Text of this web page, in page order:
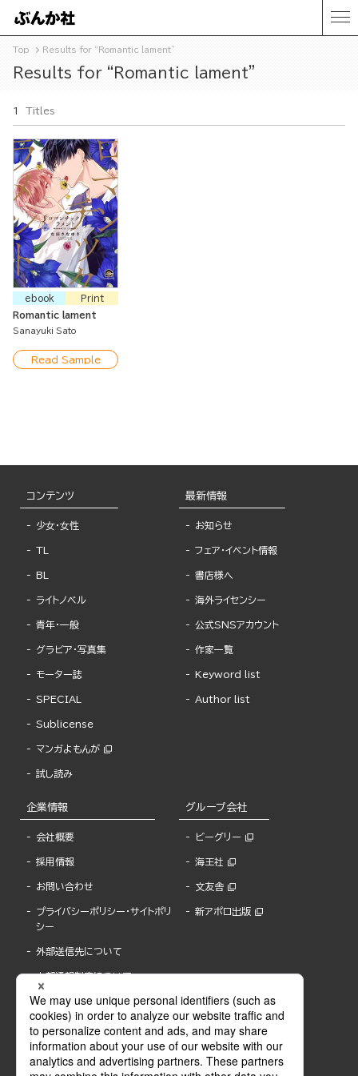
Top Results for “Romantic lament”
Results for “Romantic lament”
Titles
1
ebook
Print
Romantic lament
Sanayuki Sato
Read Sample
コンテンツ
少女・女性
TL
BL
ライトノベル
青年・一般
グラビア・写真集
モーター誌
SPECIAL
Sublicense
マンガよもんが
試し読み
最新情報
お知らせ
フェア・イベント情報
書店様へ
海外ライセンシー
公式SNSアカウント
作家一覧
Keyword list
Author list
企業情報
会社概要
採用情報
お問い合わせ
プライバシーポリシー・サイトポリ
シー
外部送信先について
内部通報制度について
グループ会社
ビーグリー
海王社
文友舎
新アポロ出版